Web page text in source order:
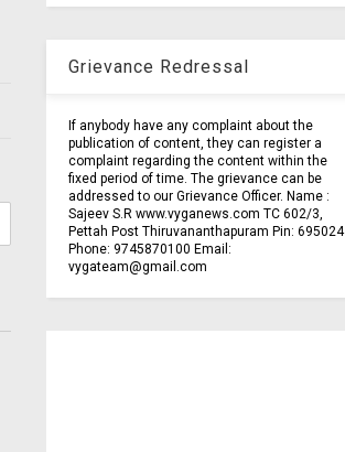
Grievance Redressal
If anybody have any complaint about the
publication of content, they can register a
complaint regarding the content within the
fixed period of time. The grievance can be
addressed to our Grievance Officer. Name :
Sajeev S.R www.vyganews.com TC 602/3,
Pettah Post Thiruvananthapuram Pin: 695024
Phone: 9745870100 Email:
vygateam@gmail.com